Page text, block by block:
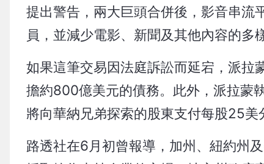
提出警告，兩大巨頭合併後，影音串流
員，並減少電影、新聞及其他內容的多
如果這筆交易因法庭訴訟而延宕，派拉
擔約800億美元的債務。此外，派拉蒙
將向華納兄弟探索的股東支付每股25美
路透社在6月初曾報導，加州、紐約州